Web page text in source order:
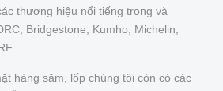
thương hiệu nổi tiếng trong và
Bridgestone, Kumho, Michelin,
hàng săm, lốp chúng tôi còn có các